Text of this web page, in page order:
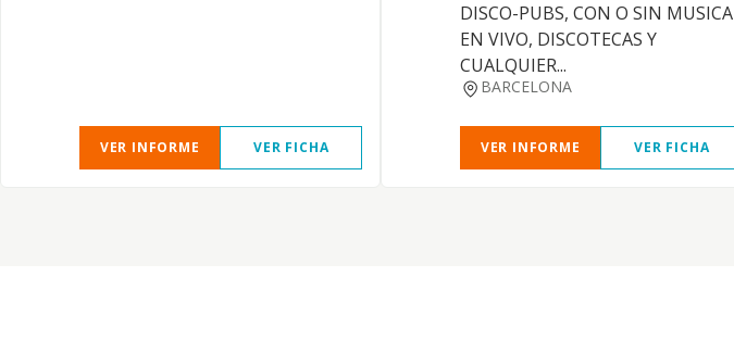
VER INFORME VER FICHA
DISCO-PUBS, CON O SIN MUSICA
EN VIVO, DISCOTECAS Y
CUALQUIER...
BARCELONA
VER INFORME VER FICHA